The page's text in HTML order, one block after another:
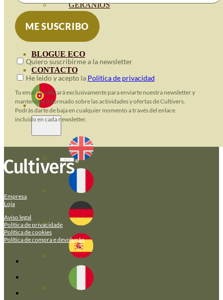
GERANIOS
VIVERO
BLOGUE ECO
CONTACTO
Quiero suscribirme a la newsletter
He leido y acepto la Política de privacidad
Tu email se utilizará exclusivamente para enviarte nuestra newsletter y
mantenerte informado sobre las actividades y ofertas de Cultivers.
Podrás darte de baja en cualquier momento a través del enlace
incluido en cada newsletter.
Empresa
Loja
Aviso legal
Política de privacidade
Política de cookies
Política de compra e devolução